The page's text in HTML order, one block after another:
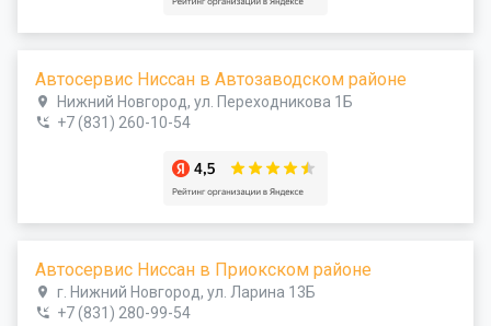
Автосервис Ниссан в Автозаводском районе
Нижний Новгород, ул. Переходникова 1Б
+7 (831) 260-10-54
Автосервис Ниссан в Приокском районе
г. Нижний Новгород, ул. Ларина 13Б
+7 (831) 280-99-54